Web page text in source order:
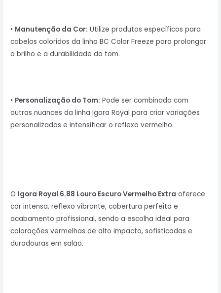
• Manutenção da Cor: Utilize produtos específicos para
cabelos coloridos da linha BC Color Freeze para prolongar
o brilho e a durabilidade do tom.
• Personalização do Tom: Pode ser combinado com
outras nuances da linha Igora Royal para criar variações
personalizadas e intensificar o reflexo vermelho.
O Igora Royal 6.88 Louro Escuro Vermelho Extra oferece
cor intensa, reflexo vibrante, cobertura perfeita e
acabamento profissional, sendo a escolha ideal para
colorações vermelhas de alto impacto, sofisticadas e
duradouras em salão.